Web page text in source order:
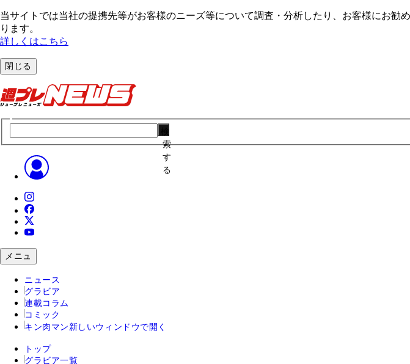
当サイトでは当社の提携先等がお客様のニーズ等について調査・分析したり、お客様にお勧
ります。
詳しくはこちら
閉じる
索
す
る
メニュ
ニュース
グラビア
連載コラム
コミック
キン肉マン 新しいウィンドウで開く
トップ
グラビア一覧